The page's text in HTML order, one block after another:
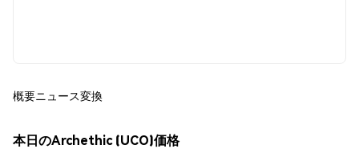
概要ニュース変換
本日のArchethic (UCO)価格